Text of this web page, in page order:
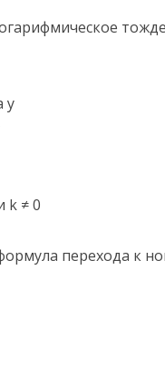
y
k ≠ 0
перехода к